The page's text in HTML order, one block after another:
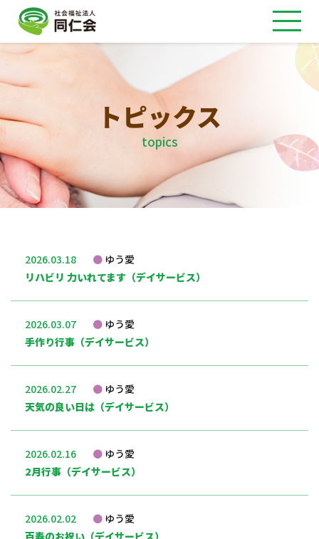
トピックス
topics
2026.03.18
ゆう愛
リハビリ 力いれてます（デイサービス）
2026.03.07
ゆう愛
手作り行事（デイサービス）
2026.02.27
ゆう愛
天気の良い日は（デイサービス）
2026.02.16
ゆう愛
2月行事（デイサービス）
2026.02.02
ゆう愛
百寿のお祝い（デイサービス）